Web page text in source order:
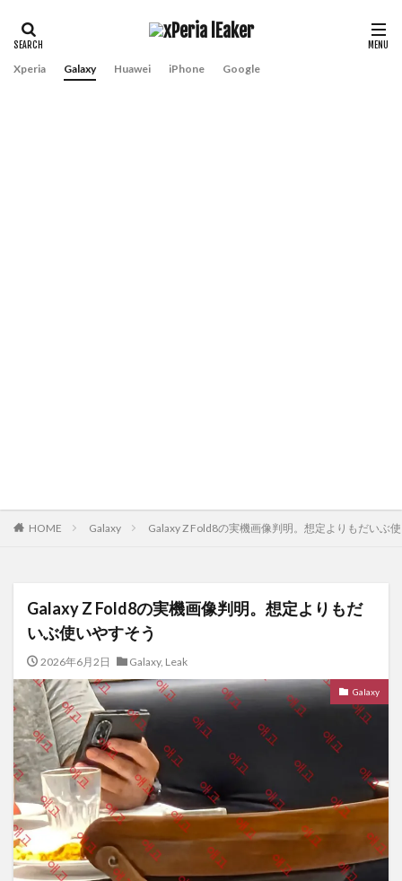
Xperia Galaxy Huawei iPhone Google
HOME Galaxy Galaxy Z Fold8の実機画像判明。想定よりもだいぶ
Galaxy Z Fold8の実機画像判明。想定よりもだ
いぶ使いやすそう
2026年6月2日 Galaxy, Leak
Galaxy